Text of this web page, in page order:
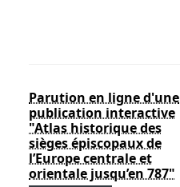
Parution en ligne d'une
publication interactive
"Atlas historique des
sièges épiscopaux de
l’Europe centrale et
orientale jusqu’en 787"